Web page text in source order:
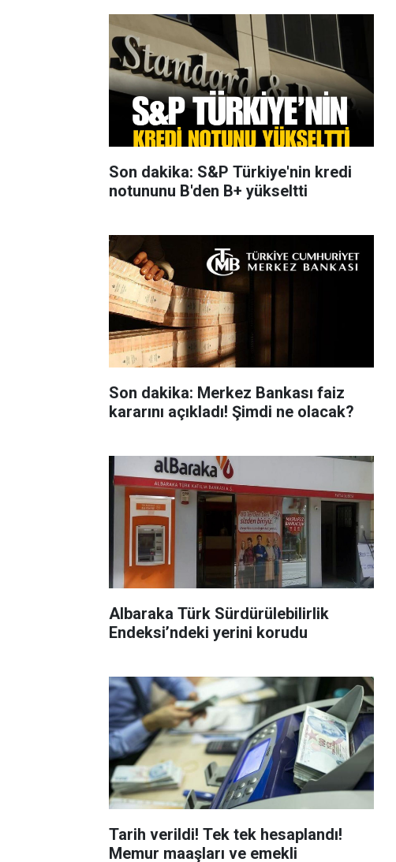
Son dakika: S&P Türkiye'nin kredi
notununu B'den B+ yükseltti
Son dakika: Merkez Bankası faiz
kararını açıkladı! Şimdi ne olacak?
Albaraka Türk Sürdürülebilirlik
Endeksi’ndeki yerini korudu
Tarih verildi! Tek tek hesaplandı!
Memur maaşları ve emekli